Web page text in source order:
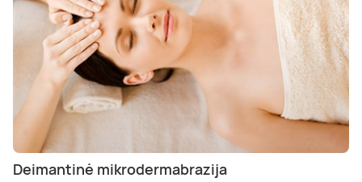
Deimantinė mikrodermabrazija